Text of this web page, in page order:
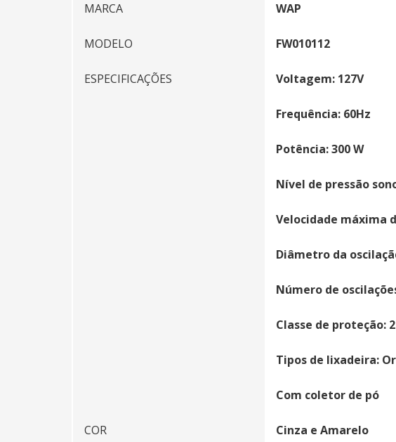
MARCA WAP
MODELO FW010112
ESPECIFICAÇÕES Voltagem: 127V
Frequência: 60Hz
Potência: 300 W
Nível de pressão
Velocidade máxima
Diâmetro da
Número de
Classe de proteção: 2
Tipos de lixadeira:
Com coletor de pó
COR Cinza e Amarelo